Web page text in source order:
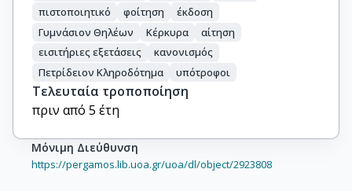
πιστοποιητικό
φοίτηση
έκδοση
Γυμνάσιον Θηλέων
Κέρκυρα
αίτηση
εισιτήριες εξετάσεις
κανονισμός
Πετρίδειον Κληροδότημα
υπότροφοι
Τελευταία τροποποίηση
πριν από 5 έτη
Μόνιμη Διεύθυνση
https://pergamos.lib.uoa.gr/uoa/dl/object/2923808